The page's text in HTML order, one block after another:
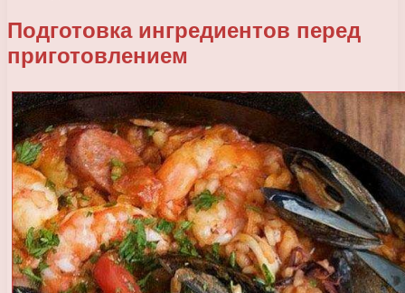
Подготовка ингредиентов перед
приготовлением